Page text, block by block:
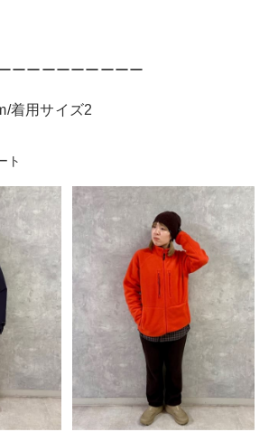
ーーーーーーーーー
着用サイズ2
ト